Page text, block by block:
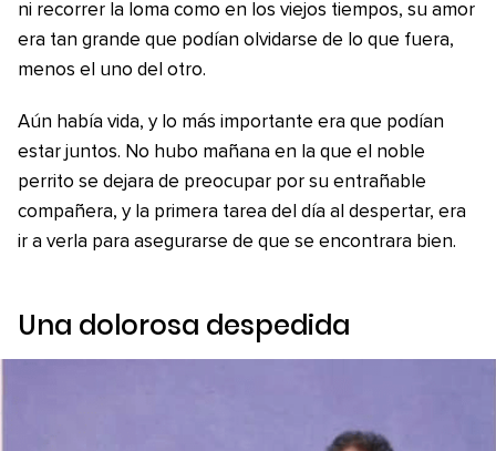
ni recorrer la loma como en los viejos tiempos, su amor
era tan grande que podían olvidarse de lo que fuera,
menos el uno del otro.
Aún había vida, y lo más importante era que podían
estar juntos. No hubo mañana en la que el noble
perrito se dejara de preocupar por su entrañable
compañera, y la primera tarea del día al despertar, era
ir a verla para asegurarse de que se encontrara bien.
Una dolorosa despedida